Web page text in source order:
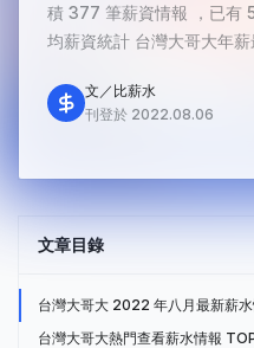
積 377 筆薪資情報 ，已有
均薪資統計 台灣大哥大年
文／比薪水
刊登於 2022.08.06
文章目錄
台灣大哥大 2022 年八月最新薪
台灣大哥大熱門查看薪水情報